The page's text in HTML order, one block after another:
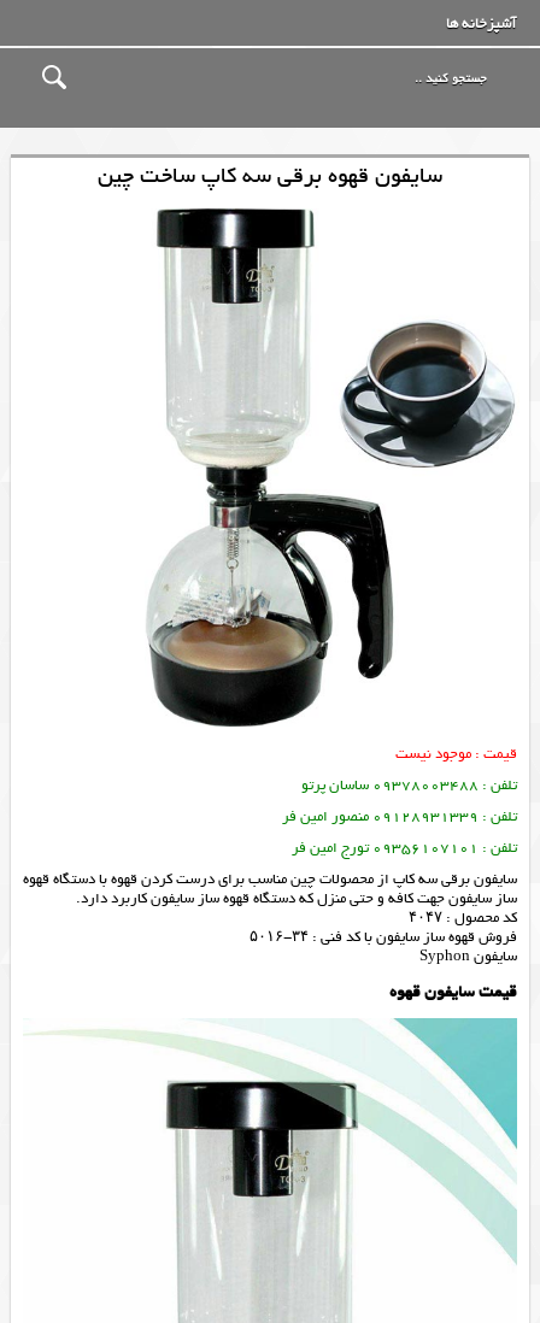
آشپزخانه ها
سایفون قهوه برقی سه کاپ ساخت چین
قیمت : موجود نیست
تلفن : 09378003488 ساسان پرتو
تلفن : 09128931339 منصور امین فر
تلفن : 09356107101 تورج امین فر
سایفون برقی سه کاپ از محصولات چین مناسب برای درست کردن قهوه با دستگاه قهوه
ساز سایفون جهت کافه و حتی منزل که دستگاه قهوه ساز سایفون کاربرد دارد.
کد محصول : ۴۰۴۷
فروش قهوه ساز سایفون با کد فنی : ۳۴-۵۰۱۶
سایفون Syphon
قیمت سایفون قهوه